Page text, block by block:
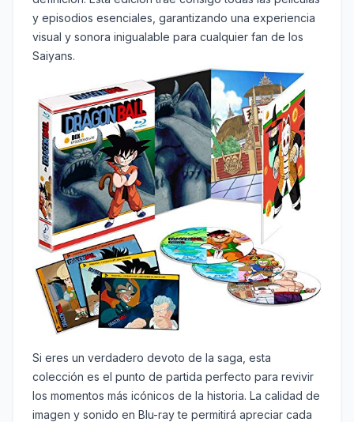
y episodios esenciales, garantizando una experiencia
visual y sonora inigualable para cualquier fan de los
Saiyans.
Si eres un verdadero devoto de la saga, esta
colección es el punto de partida perfecto para revivir
los momentos más icónicos de la historia. La calidad de
imagen y sonido en Blu-ray te permitirá apreciar cada